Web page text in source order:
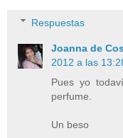
Respuestas
Joanna de
2012 a las
Pues yo
perfume.
Un beso